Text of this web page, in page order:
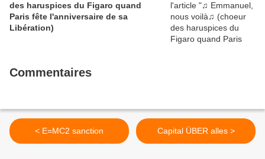
des haruspices du Figaro quand
Paris fête l'anniversaire de sa
Libération)
Commentaires
< E=MC2 sanction Capital ÜBER alles >